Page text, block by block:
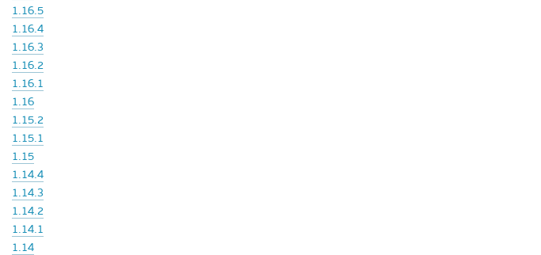
1.16.5
1.16.4
1.16.3
1.16.2
1.16.1
1.16
1.15.2
1.15.1
1.15
1.14.4
1.14.3
1.14.2
1.14.1
1.14